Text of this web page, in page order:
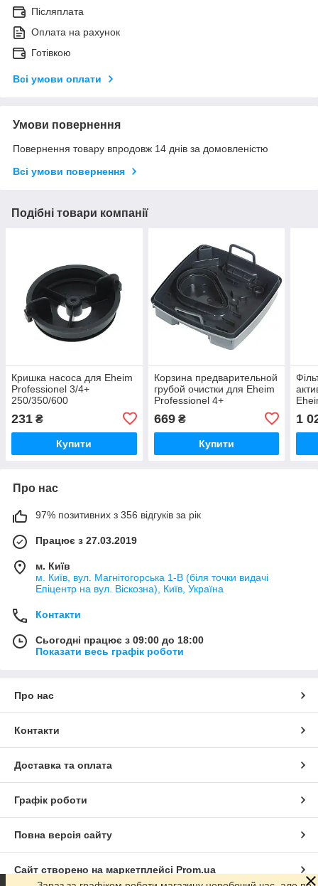
Післяплата
Оплата на рахунок
Готівкою
Всі умови оплати
Умови повернення
Повернення товару впродовж 14 днів за домовленістю
Всі умови повернення
Подібні товари компанії
Кришка насоса для Eheim
Professionel 3/4+
250/350/600
(2271/73/74/75, 2371/73,
2071/73/74/75) (7428780)
231 ₴
Купити
Корзина предварительной
грубой очистки для Eheim
Professionel 4+
250/350/600 (2271/73/75,
2274, 2371/73) (7428970)
669₴
Купити
1
Про нас
97% позитивних з 356 відгуків за рік
Працює з 27.03.2019
м. Київ
м. Київ, вул. Магнітогорська 1-В (біля точки видачі
Епіцентр на вул. Віскозна), Київ, Україна
Контакти
Сьогодні працює з 09:00 до 18:00
Показати весь графік роботи
Про нас
Контакти
Доставка та оплата
Графік роботи
Повна версія сайту
Сайт створено на маркетплейсі Prom.ua